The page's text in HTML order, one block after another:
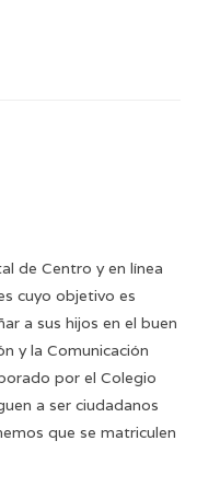
de Centro y en línea
cuyo objetivo es
a sus hijos en el buen
y la Comunicación
por el Colegio
a ser ciudadanos
que se matriculen